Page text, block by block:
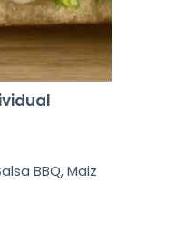
BBQ, Maiz